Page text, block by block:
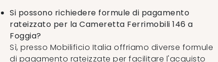
Si possono richiedere formule di pagamento
rateizzato per la Cameretta Ferrimobili 146 a
Foggia?
Sì, presso Mobilificio Italia offriamo diverse formule
di pagamento rateizzate per facilitare l'acquisto